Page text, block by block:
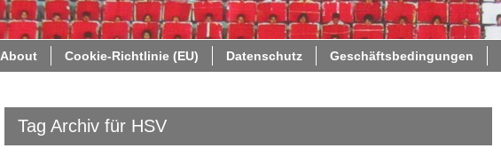
About Cookie-Richtlinie (EU) Datenschutz Geschäftsbedingungen
Tag Archiv für HSV